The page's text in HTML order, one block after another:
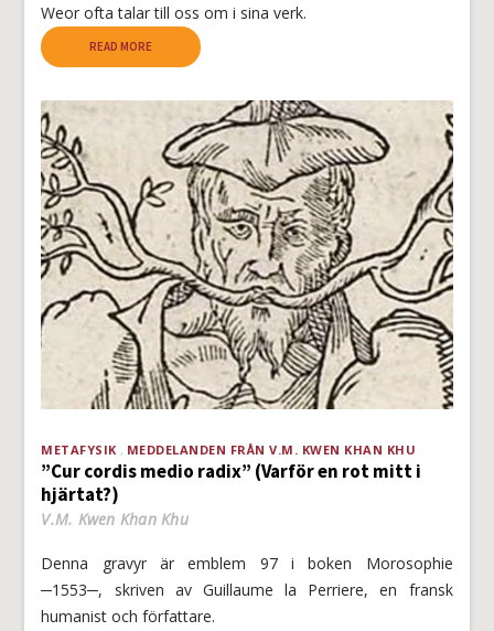
Weor ofta talar till oss om i sina verk.
READ MORE
METAFYSIK MEDDELANDEN FRÅN V.M. KWEN KHAN KHU
”Cur cordis medio radix” (Varför en rot mitt i
hjärtat?)
V.M. Kwen Khan Khu
Denna gravyr är emblem 97 i boken Morosophie
─1553─, skriven av Guillaume la Perriere, en fransk
humanist och författare.